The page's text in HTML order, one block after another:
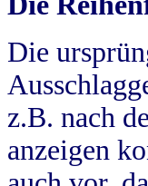
Die
z.B. nach
anzeigen